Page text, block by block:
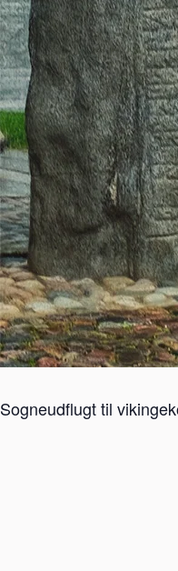
Sogneudflugt til